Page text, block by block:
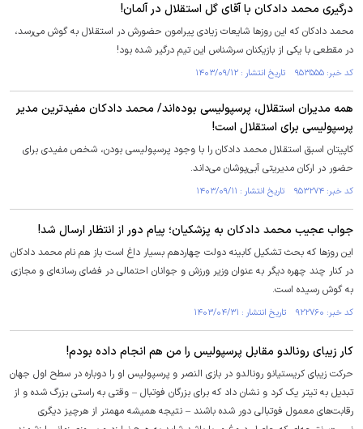
درگیری محمد دادکان با آقای گل استقلال در آلمان!
محمد دادکان که این روز‌ها شایعات زیادی پیرامون حضورش در استقلال به گوش می‌رسد،
در مقطعی با یکی از بازیکنان سرشناس این تیم درگیر شده بود!
کد خبر: ۹۵۳۵۵۵ تاریخ انتشار : ۱۴۰۳/۰۹/۱۲
همه مدیران استقلال، پرسپولیسی بوده‌اند/ محمد دادکان مفیدترین مدیر
پرسپولیسی برای استقلال است!
کاپیتان اسبق استقلال محمد دادکان را با وجود پرسپولیسی بودن، شخص مفیدی برای
حضور در ارکان مدیریتی آبی‌پوشان می‌داند.
کد خبر: ۹۵۳۲۷۴ تاریخ انتشار : ۱۴۰۳/۰۹/۱۱
جواب عجیب محمد دادکان به پزشکیان؛ پیام دور از انتظار ارسال شد!
این روز‌ها که بحث تشکیل کابینه دولت چهاردهم بسیار داغ است باز هم نام محمد دادکان
در کنار چند چهره دیگر به عنوان وزیر ورزش و جوانان احتمالی در فضای رسانه‌ای و مجازی
به گوش رسیده است.
کد خبر: ۹۲۲۷۶۰ تاریخ انتشار : ۱۴۰۳/۰۴/۳۱
کار زیبای رونالدو مقابل پرسپولیس را من هم انجام داده بودم!
حرکت زیبای کریستیانو رونالدو در بازی النصر و پرسپولیس او را دوباره در سطح اول جهان
تبدیل به تیتر یک کرد و نشان داد که برای بزرگان فوتبال – وقتی به راستی بزرگ شده و از
رقابت‌های معمول فوتبالی دور شده باشند – نتیجه همیشه مهمتر از هرچیز دیگری